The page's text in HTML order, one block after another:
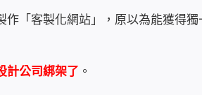
「客製化網站」，原以為能獲得
計公司綁架了 。